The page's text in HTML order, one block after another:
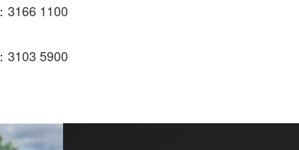
3166 1100
3103 5900